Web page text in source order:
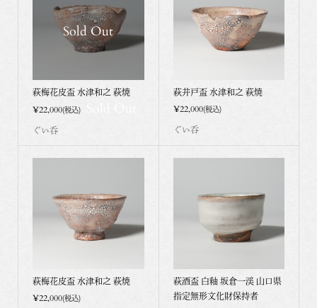
Sold Out
萩梅花皮盃 水津和之 萩焼
¥22,000(税込)
ぐい呑
萩井戸盃 水津和之 萩焼
¥22,000(税込)
ぐい呑
萩梅花皮盃 水津和之 萩焼
¥22,000(税込)
萩酒盃 白釉 坂倉一渓 山口県
指定無形文化財保持者